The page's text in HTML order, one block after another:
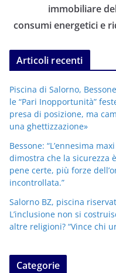
immobiliare
consumi energetici e
Articoli recenti
Piscina di Salorno,
le “Pari Inopportunità”
presa di posizione, ma
una ghettizzazione»
Bessone: “L’ennesima
dimostra che la sicurezza
pene certe, più forze
incontrollata.”
Salorno BZ, piscina
L’inclusione non si
altre religioni? “Vince chi
Categorie